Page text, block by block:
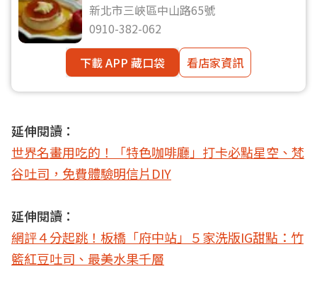
新北市三峽區中山路65號
0910-382-062
下載 APP 藏口袋
看店家資訊
延伸閱讀：
世界名畫用吃的！「特色咖啡廳」打卡必點星空、梵
谷吐司，免費體驗明信片DIY
延伸閱讀：
網評４分起跳！板橋「府中站」５家洗版IG甜點：竹
籃紅豆吐司、最美水果千層